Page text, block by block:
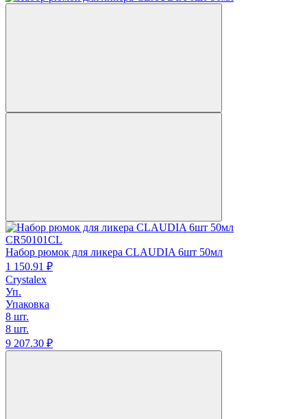
CR50101CL
Набор рюмок для ликера CLAUDIA 6шт 50мл
1 150.91 ₽
Crystalex
Уп.
Упаковка
8 шт.
8 шт.
9 207.30 ₽